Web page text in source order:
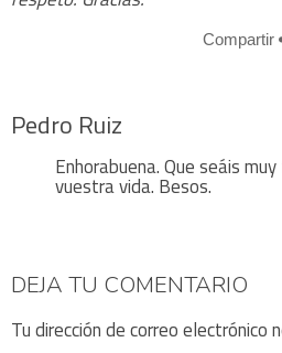
Compartir
Pedro Ruiz
Enhorabuena. Que seáis
vuestra vida. Besos.
DEJA TU COMENTARIO
Tu dirección de correo electrónico